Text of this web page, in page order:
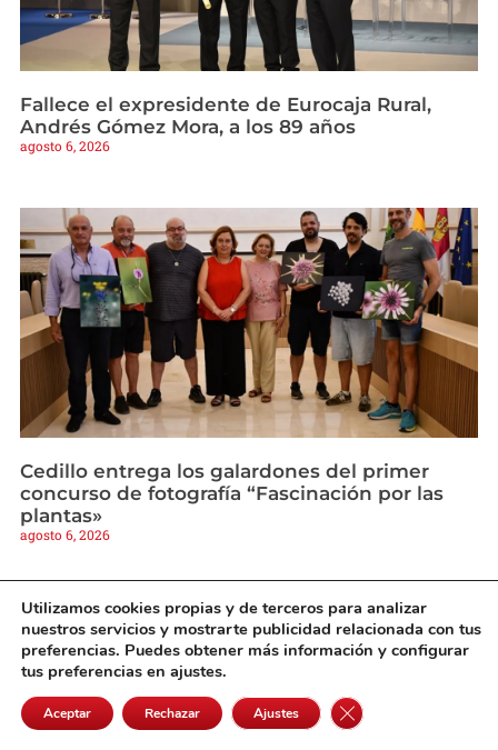
Fallece el expresidente de Eurocaja Rural,
Andrés Gómez Mora, a los 89 años
agosto 6, 2026
Cedillo entrega los galardones del primer
concurso de fotografía “Fascinación por las
plantas»
agosto 6, 2026
Utilizamos cookies propias y de terceros para analizar
nuestros servicios y mostrarte publicidad relacionada con tus
preferencias. Puedes obtener más información y configurar
tus preferencias en ajustes.
Aceptar Rechazar Ajustes Cerrar el banner de